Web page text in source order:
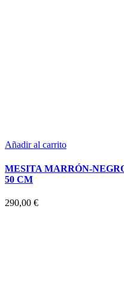
Añadir al carrito
MESITA MARRÓN-
50 CM
290,00 €